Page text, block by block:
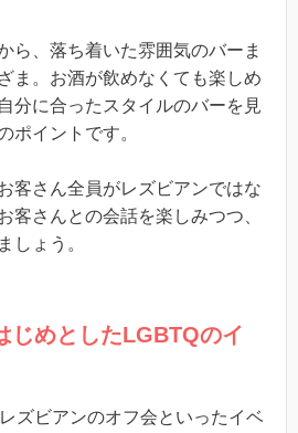
ら、落ち着いた雰囲気のバーま
ま。お酒が飲めなくても楽しめ
分に合ったスタイルのバーを見
ポイントです。
客さん全員がレズビアンではな
客さんとの会話を楽しみつつ、
しょう。
じめとしたLGBTQのイ
ズビアンのオフ会といったイベ